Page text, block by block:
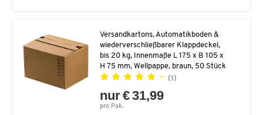
Versandkartons, Automatikboden &
wiederverschließbarer Klappdeckel,
bis 20 kg, Innenmaße L 175 x B 105 x
H 75 mm, Wellpappe, braun, 50 Stück
(1)
nur € 31,99
pro Pak.